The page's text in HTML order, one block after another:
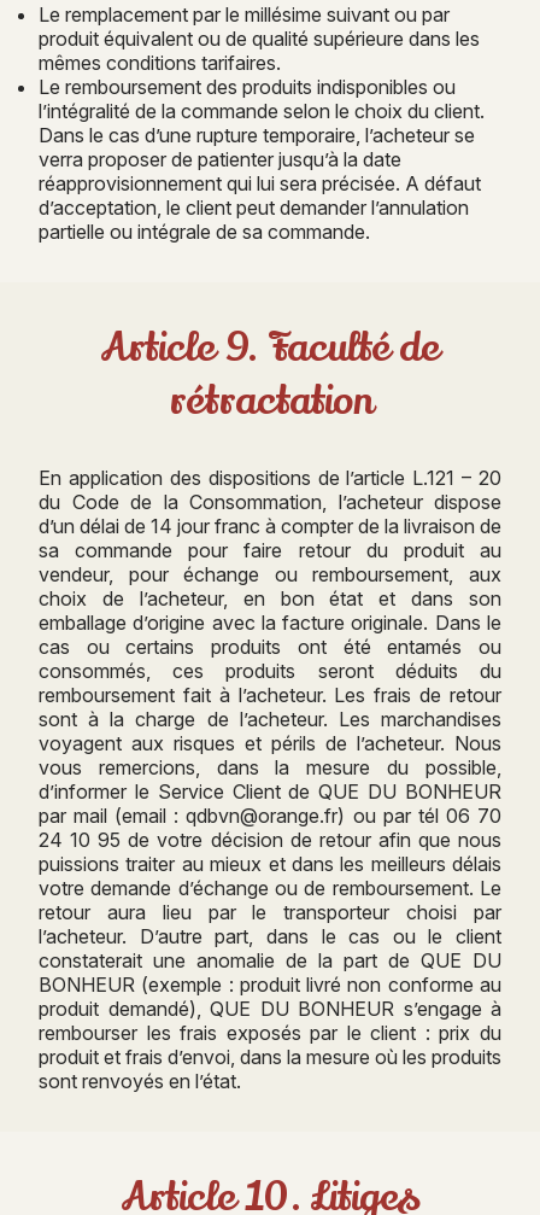
Le remplacement par le millésime suivant ou par
produit équivalent ou de qualité supérieure dans les
mêmes conditions tarifaires.
Le remboursement des produits indisponibles ou
l’intégralité de la commande selon le choix du client.
Dans le cas d’une rupture temporaire, l’acheteur se
verra proposer de patienter jusqu’à la date
réapprovisionnement qui lui sera précisée. A défaut
d’acceptation, le client peut demander l’annulation
partielle ou intégrale de sa commande.
Article 9. Faculté de
rétractation
En application des dispositions de l’article L.121 – 20
du Code de la Consommation, l’acheteur dispose
d’un délai de 14 jour franc à compter de la livraison de
sa commande pour faire retour du produit au
vendeur, pour échange ou remboursement, aux
choix de l’acheteur, en bon état et dans son
emballage d’origine avec la facture originale. Dans le
cas ou certains produits ont été entamés ou
consommés, ces produits seront déduits du
remboursement fait à l’acheteur. Les frais de retour
sont à la charge de l’acheteur. Les marchandises
voyagent aux risques et périls de l’acheteur. Nous
vous remercions, dans la mesure du possible,
d’informer le Service Client de QUE DU BONHEUR
par mail (email : qdbvn@orange.fr) ou par tél 06 70
24 10 95 de votre décision de retour afin que nous
puissions traiter au mieux et dans les meilleurs délais
votre demande d’échange ou de remboursement. Le
retour aura lieu par le transporteur choisi par
l’acheteur. D’autre part, dans le cas ou le client
constaterait une anomalie de la part de QUE DU
BONHEUR (exemple : produit livré non conforme au
produit demandé), QUE DU BONHEUR s’engage à
rembourser les frais exposés par le client : prix du
produit et frais d’envoi, dans la mesure où les produits
sont renvoyés en l’état.
Article 10. Litiges